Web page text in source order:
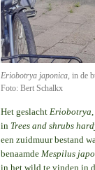
Eriobotrya japonica, in de
Foto: Bert Schalkx
Het geslacht Eriobotrya
in Trees and shrubs
een zuidmuur bestand
benaamde Mespilus
in het wild te vinden in